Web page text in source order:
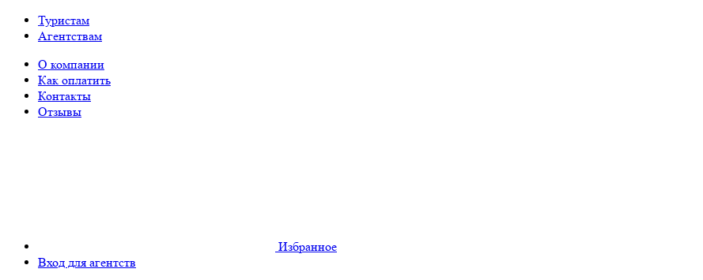
Туристам
Агентствам
О компании
Как оплатить
Контакты
Отзывы
Избранное
Вход для агентств